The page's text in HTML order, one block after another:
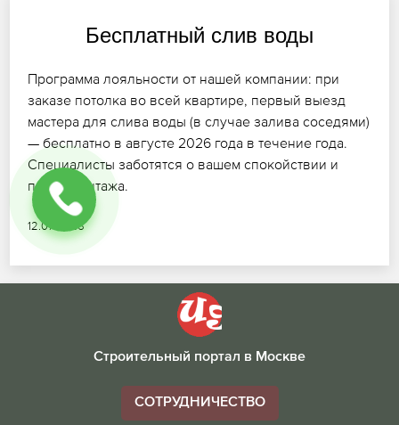
Бесплатный слив воды
Программа лояльности от нашей компании: при
заказе потолка во всей квартире, первый выезд
мастера для слива воды (в случае залива соседями)
— бесплатно в августе 2026 года в течение года.
Специалисты заботятся о вашем спокойствии и
после монтажа.
12.07.2026
Строительный портал в Москве
СОТРУДНИЧЕСТВО